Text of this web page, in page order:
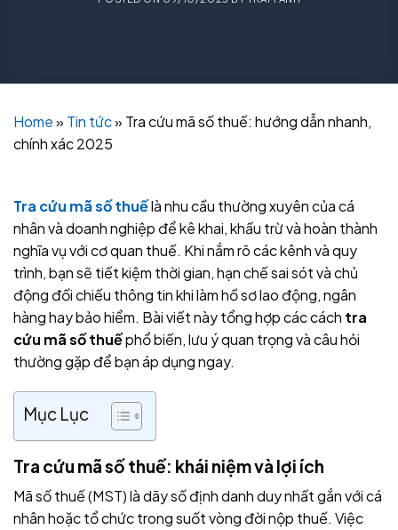
Home» Tin tức» Tra cứu mã số thuế: hướng dẫn nhanh,
chính xác 2025
Tra cứu mã số thuếlà nhu cầu thường xuyên của cá
nhân và doanh nghiệp để kê khai, khấu trừ và hoàn thành
nghĩa vụ với cơ quan thuế. Khi nắm rõ các kênh và quy
trình, bạn sẽ tiết kiệm thời gian, hạn chế sai sót và chủ
động đối chiếu thông tin khi làm hồ sơ lao động, ngân
hàng hay bảo hiểm. Bài viết này tổng hợp các cách tra
cứu mã số thuếphổ biến, lưu ý quan trọng và câu hỏi
thường gặp để bạn áp dụng ngay.
Mục Lục
Tra cứu mã số thuế: khái niệm và lợi ích
Mã số thuế (MST) là dãy số định danh duy nhất gắn với cá
nhân hoặc tổ chức trong suốt vòng đời nộp thuế. Việc